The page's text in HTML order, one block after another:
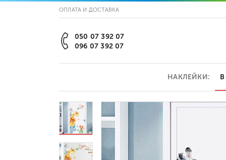
ОПЛАТА И ДОСТАВКА
050 07 392 07
096 07 392 07
НАКЛЕЙКИ: